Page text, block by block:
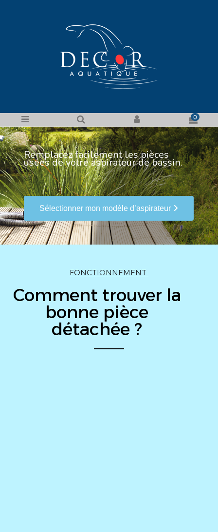
0
ASPIRATEURS
Remplacez facilement les pièces
usées de votre aspirateur de bassin.
Sélectionner mon modèle d’aspirateur
FONCTIONNEMENT
Comment trouver la
bonne pièce
détachée ?